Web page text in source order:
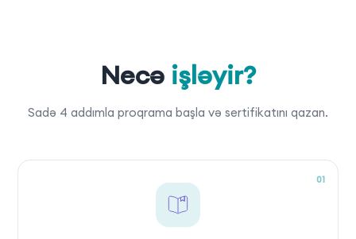
Necə işləyir?
Sadə 4 addımla proqrama başla və sertifikatını qazan.
01